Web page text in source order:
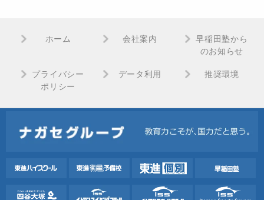
ホーム 会社案内
早稲田塾から
のお知らせ
プライバシー
ポリシー
データ利用 推奨環境